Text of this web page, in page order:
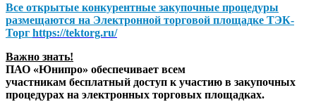
Все открытые конкурентные закупочные процедуры
размещаются на Электронной торговой площадке ТЭК-
Торг https://tektorg.ru/
Важно знать!
ПАО «Юнипро» обеспечивает всем
участникам бесплатный доступ к участию в закупочных
процедурах на электронных торговых площадках.